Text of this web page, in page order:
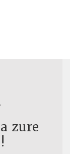
zure